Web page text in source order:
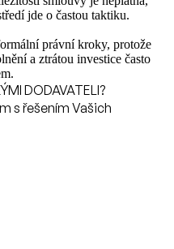
jde o častou taktiku.
právní kroky, protože
a ztrátou investice často
DODAVATELI?
s řešením Vašich